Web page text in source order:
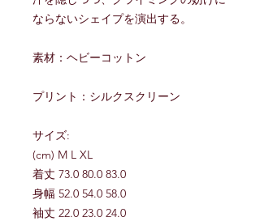
ならないシェイプを演出する。
素材：ヘビーコットン
プリント：シルクスクリーン
サイズ:
(cm) M L XL
着丈 73.0 80.0 83.0
身幅 52.0 54.0 58.0
袖丈 22.0 23.0 24.0